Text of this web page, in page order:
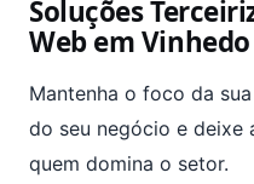
Soluções
Web em Vinhedo
Mantenha o foco da
do seu negócio e deixe
quem domina o setor.